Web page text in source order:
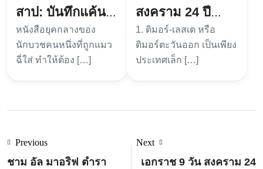
สาป: บันทึกแค้น
นักบวชยุคกลาง
หนังสือยุคกลางของ
นักบวชคนหนึ่งที่ถูกแมว
ฉี่ใส่ ทำให้ต้อง […]
สงคราม 24 ปี
1975 อินโดนีเซีย
บุกติมอร์ตะวันออก
1. ติมอร์-เลสเต หรือ
ติมอร์ตะวันออก เป็นเพียง
ประเทศเล็ก […]
Previous
ชาม อัล มาอริฟ ตำรา
Next
เอกราช 9 วัน สงคราม 24